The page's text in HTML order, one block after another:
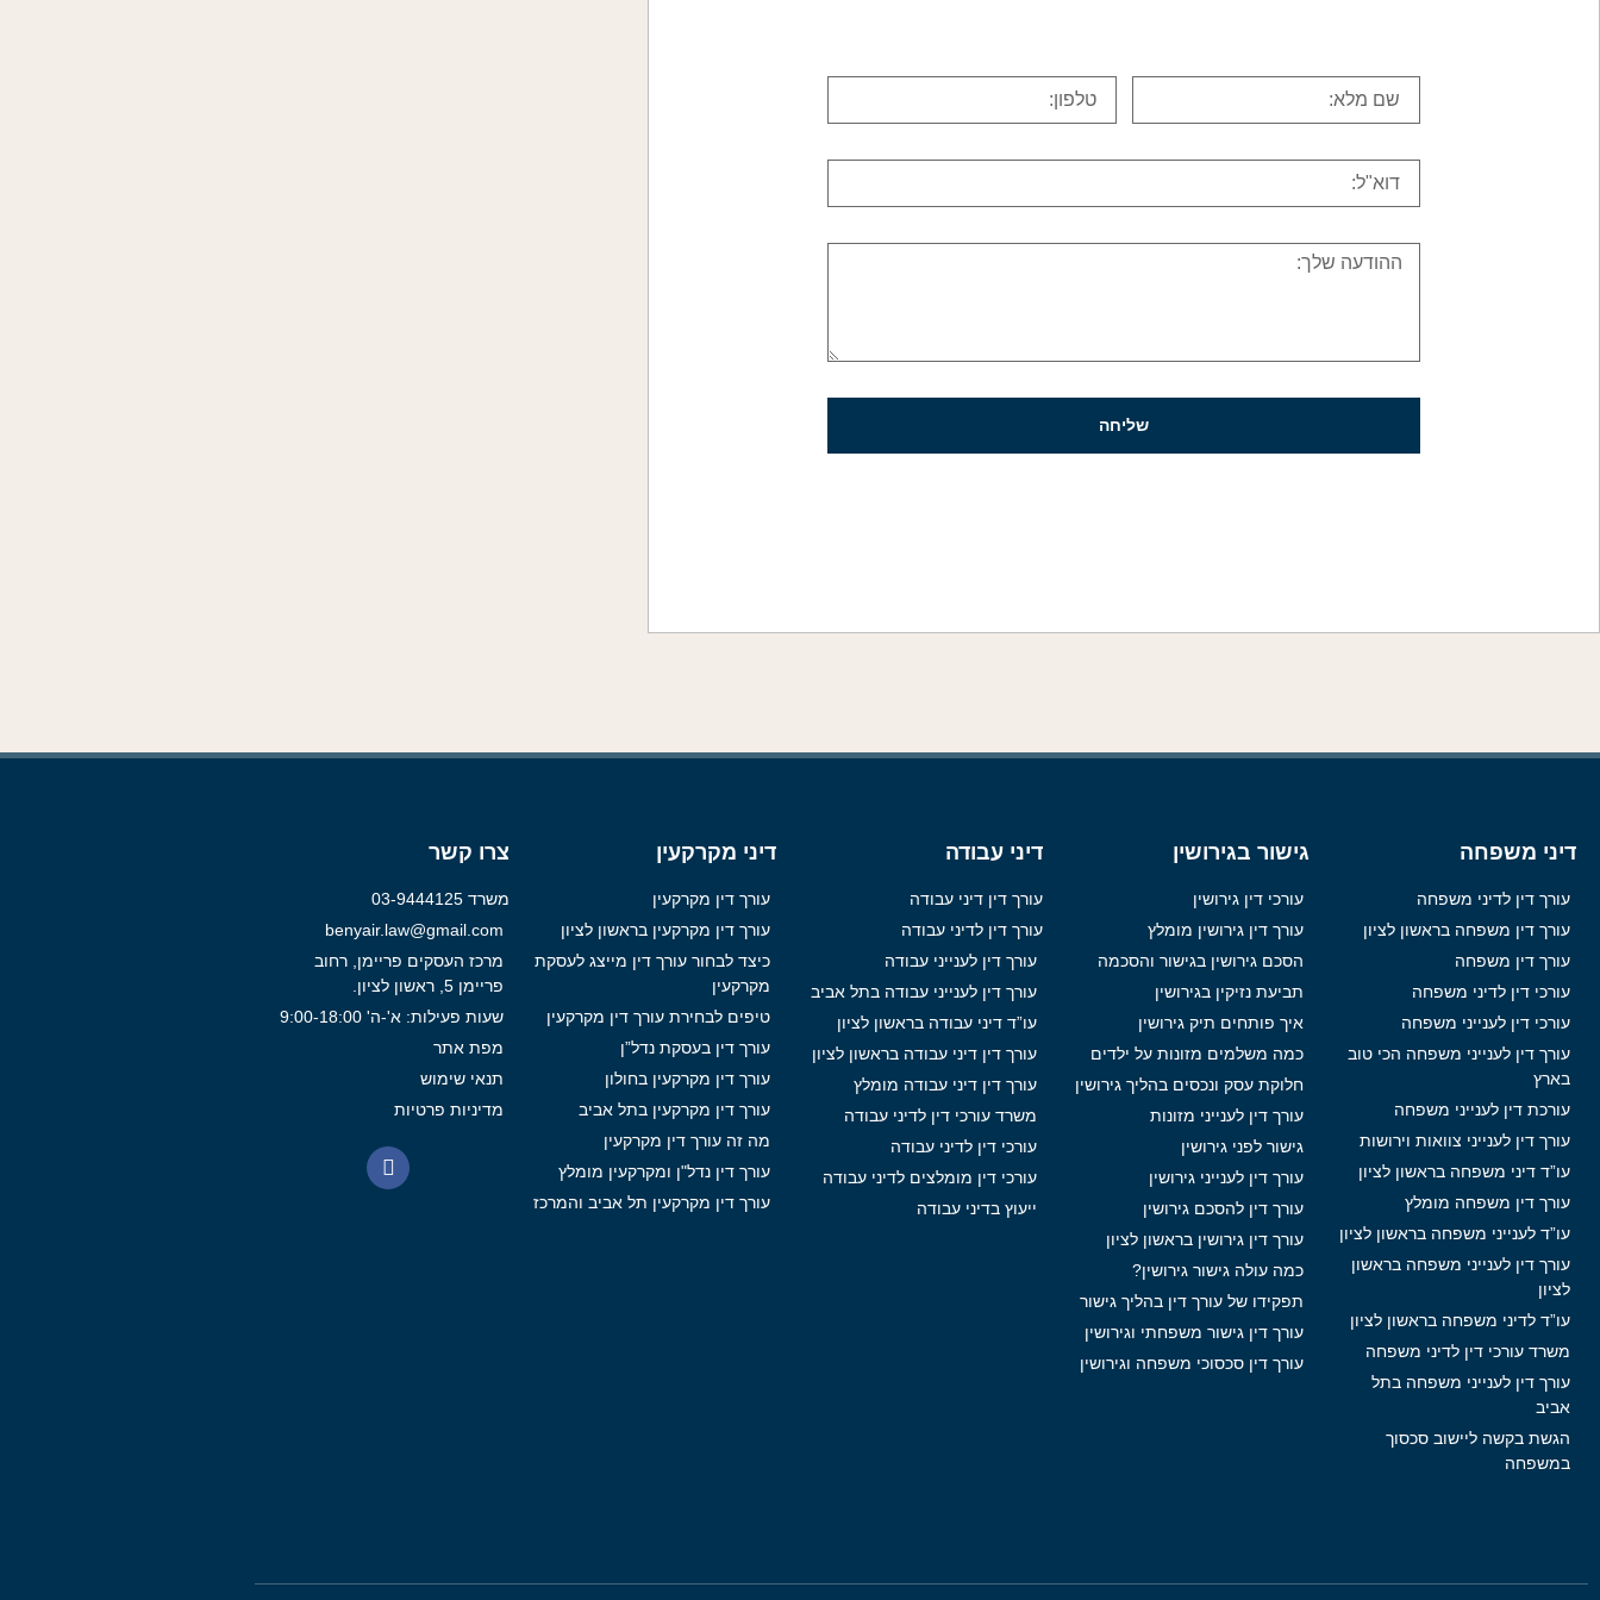
שליחה
דיני משפחה
עורך דין לדיני משפחה
עורך דין משפחה בראשון לציון
עורך דין משפחה
עורכי דין לדיני משפחה
עורכי דין לענייני משפחה
עורך דין לענייני משפחה הכי טוב
בארץ
עורכת דין לענייני משפחה
עורך דין לענייני צוואות וירושות
עו”ד דיני משפחה בראשון לציון
עורך דין משפחה מומלץ
עו”ד לענייני משפחה בראשון לציון
עורך דין לענייני משפחה בראשון
לציון
עו”ד לדיני משפחה בראשון לציון
משרד עורכי דין לדיני משפחה
עורך דין לענייני משפחה בתל
אביב
הגשת בקשה ליישוב סכסוך
במשפחה
גישור בגירושין
עורכי דין גירושין
עורך דין גירושין מומלץ
הסכם גירושין בגישור והסכמה
תביעת נזיקין בגירושין
איך פותחים תיק גירושין
כמה משלמים מזונות על ילדים
חלוקת עסק ונכסים בהליך גירושין
עורך דין לענייני מזונות
גישור לפני גירושין
עורך דין לענייני גירושין
עורך דין להסכם גירושין
עורך דין גירושין בראשון לציון
כמה עולה גישור גירושין?
תפקידו של עורך דין בהליך גישור
עורך דין גישור משפחתי וגירושין
עורך דין סכסוכי משפחה וגירושין
דיני עבודה
עורך דין דיני עבודה
עורך דין לדיני עבודה
עורך דין לענייני עבודה
עורך דין לענייני עבודה בתל אביב
עו”ד דיני עבודה בראשון לציון
עורך דין דיני עבודה בראשון לציון
עורך דין דיני עבודה מומלץ
משרד עורכי דין לדיני עבודה
עורכי דין לדיני עבודה
עורכי דין מומלצים לדיני עבודה
ייעוץ בדיני עבודה
דיני מקרקעין
עורך דין מקרקעין
עורך דין מקרקעין בראשון לציון
כיצד לבחור עורך דין מייצג לעסקת
מקרקעין
טיפים לבחירת עורך דין מקרקעין
עורך דין בעסקת נדל”ן
עורך דין מקרקעין בחולון
עורך דין מקרקעין בתל אביב
מה זה עורך דין מקרקעין
עורך דין נדל"ן ומקרקעין מומלץ
עורך דין מקרקעין תל אביב והמרכז
צרו קשר
משרד 03-9444125
benyair.law@gmail.com
מרכז העסקים פריימן, רחוב
פריימן 5, ראשון לציון.
שעות פעילות: א'-ה' 9:00-18:00
מפת אתר
תנאי שימוש
מדיניות פרטיות